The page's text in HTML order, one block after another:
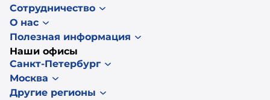
Сотрудничество
О нас
Полезная информация
Наши офисы
Санкт-Петербург
Москва
Другие регионы